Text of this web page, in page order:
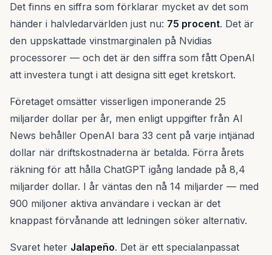
Det finns en siffra som förklarar mycket av det som
händer i halvledarvärlden just nu: 75 procent. Det är
den uppskattade vinstmarginalen på Nvidias
processorer — och det är den siffra som fått OpenAI
att investera tungt i att designa sitt eget kretskort.
Företaget omsätter visserligen imponerande 25
miljarder dollar per år, men enligt uppgifter från AI
News behåller OpenAI bara 33 cent på varje intjänad
dollar när driftskostnaderna är betalda. Förra årets
räkning för att hålla ChatGPT igång landade på 8,4
miljarder dollar. I år väntas den nå 14 miljarder — med
900 miljoner aktiva användare i veckan är det
knappast förvånande att ledningen söker alternativ.
Svaret heter Jalapeño. Det är ett specialanpassat